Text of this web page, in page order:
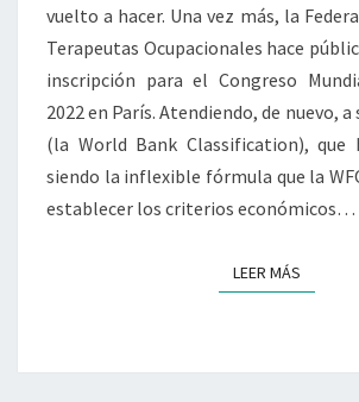
vuelto a hacer. Una vez más, la
Terapeutas Ocupacionales hace
inscripción para el Congreso
2022 en París. Atendiendo, de nuevo,
(la World Bank Classification), que
siendo la inflexible fórmula que la
establecer los criterios económicos…
LEER MÁSLEER MÁS